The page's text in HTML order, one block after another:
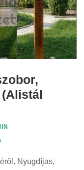
Nyugdíjas,